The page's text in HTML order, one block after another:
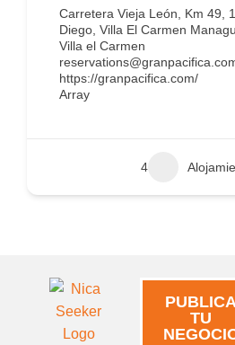
Carretera Vieja León, Km 49,
Diego, Villa El Carmen
Villa el Carmen
https://granpacifica.com/
Array
4
TU